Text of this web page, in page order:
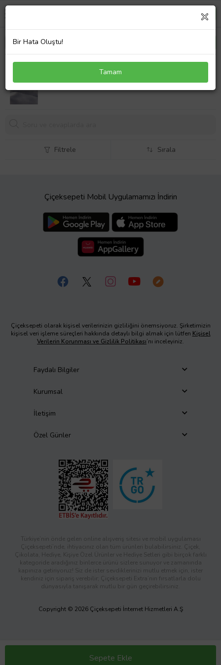
316L Çelik Zincir Gümüş Renk Zirkon Taşlı Kutup
Sepete Ekle
Filtrele Sırala
Çiçeksepeti Mobil Uygulamamızı İndirin
Çiçeksepeti olarak kişisel verilerinizin gizliliğini önemsiyoruz. Şirketimizin
kişisel veri işleme süreçleri hakkında detaylı bilgi almak için lütfen Kişisel
Verilerin Korunması ve Gizlilik Politikası’nı inceleyiniz.
Faydalı Bilgiler
Kurumsal
İletişim
Özel Günler
Türkiye’nin önde gelen online alışveriş sitesi ve mobil uygulaması
Çiçeksepeti’nde, ihtiyacınız olan tüm ürünleri bulabilirsiniz. Çiçek,
Çikolata, Hediye, Kişiye Özel Ürünler ve Hediye Setleri gibi birçok farklı
kategoride aradığınız binlerce ürünü sizlere sunuyor ve zamanında
kapınıza getiriyoruz! Siz de ister sevdiklerinizi mutlu etmek için, ister
kendiniz için sipariş verebilir; Çiçeksepeti Extra’nın fırsatlarla dolu
dünyasıyla tanışarak mutlu bir gün geçirebilirsiniz.
Copyright © 2026 Çiçeksepeti İnternet Hizmetleri A.Ş
Bir Hata Oluştu!
Tamam